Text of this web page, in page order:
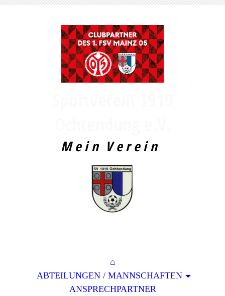
M e i n V e r e i n
⌂
ABTEILUNGEN / MANNSCHAFTEN
ANSPRECHPARTNER